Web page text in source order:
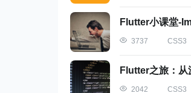
Flutter小课堂-
3737 CSS3
Flutter之旅：
2042 CSS3